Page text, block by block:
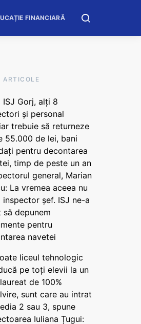
FINANCIARĂ
ARTICOLE
ISJ Gorj, alți 8
și personal
trebuie să returneze
55.000 de lei, bani
pentru decontarea
timp de peste un an
general, Marian
La vremea aceea nu
inspector șef. ISJ ne-a
să depunem
pentru
navetei
liceul tehnologic
pe toți elevii la un
de 100%
sunt care au intrat
2 sau 3, spune
Iuliana Țugui: